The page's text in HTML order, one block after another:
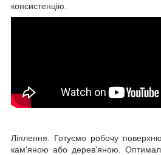
консистенцію.
Ліплення.
Готуємо робочу
кам'яною або дерев'яною.